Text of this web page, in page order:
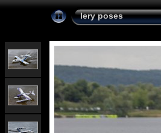
lery poses